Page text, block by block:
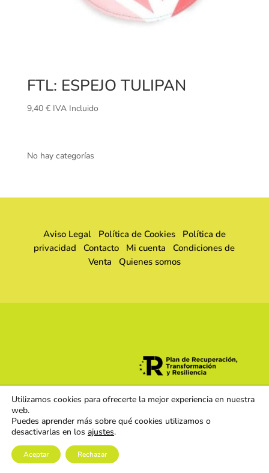
FTL: ESPEJO TULIPAN
9,40 € IVA Incluido
No hay categorías
Aviso Legal Política de Cookies
Política de
privacidad
Contacto Mi cuenta
Condiciones de
Venta Quienes somos
Utilizamos cookies para ofrecerte la mejor experiencia en nuestra
web.
Puedes aprender más sobre qué cookies utilizamos o
desactivarlas en los ajustes.
Aceptar Rechazar